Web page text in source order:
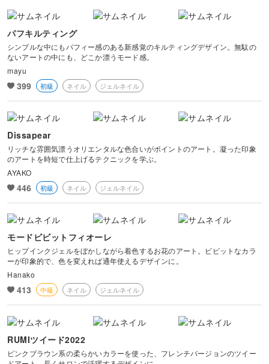
パフキルティング
シンプルな中にもパフィー感のある新感覚のキルティングデザイン。無駄の
ないアートの中にも、どこか漂うモード感。
mayu
399 初級 ネイル ジェルネイル
Dissapear
リッチな雰囲気漂うオリエンタルな色合いがポイントのアート。凝った印象
のアートを時短で仕上げるテクニックを学ぶ。
AYAKO
446 初級 ネイル ジェルネイル
モードビビットフィオーレ
ヒップインクジェルをぼかしながら着色するお花のアート。ビビットなカラ
ーが印象的で、色を変えれば通年使えるデザインに。
Hanako
413 中級 ネイル ジェルネイル
RUMIツイード2022
ピンクブラウン系の柔らかいカラーを使った、フレンチバージョンのツイー